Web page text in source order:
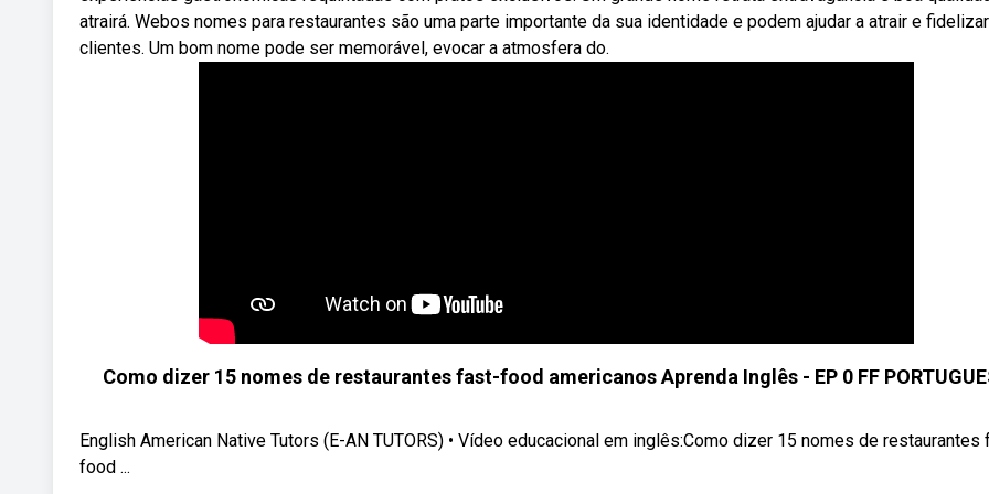
atrairá. Webos nomes para restaurantes são uma parte importante da sua identidade e podem ajudar a atrair e fidelizar
clientes. Um bom nome pode ser memorável, evocar a atmosfera do.
Como dizer 15 nomes de restaurantes fast-food americanos Aprenda Inglês - EP 0 FF
English American Native Tutors (E-AN TUTORS) • Vídeo educacional em inglês:Como dizer 15 nomes de restaurantes
food ...